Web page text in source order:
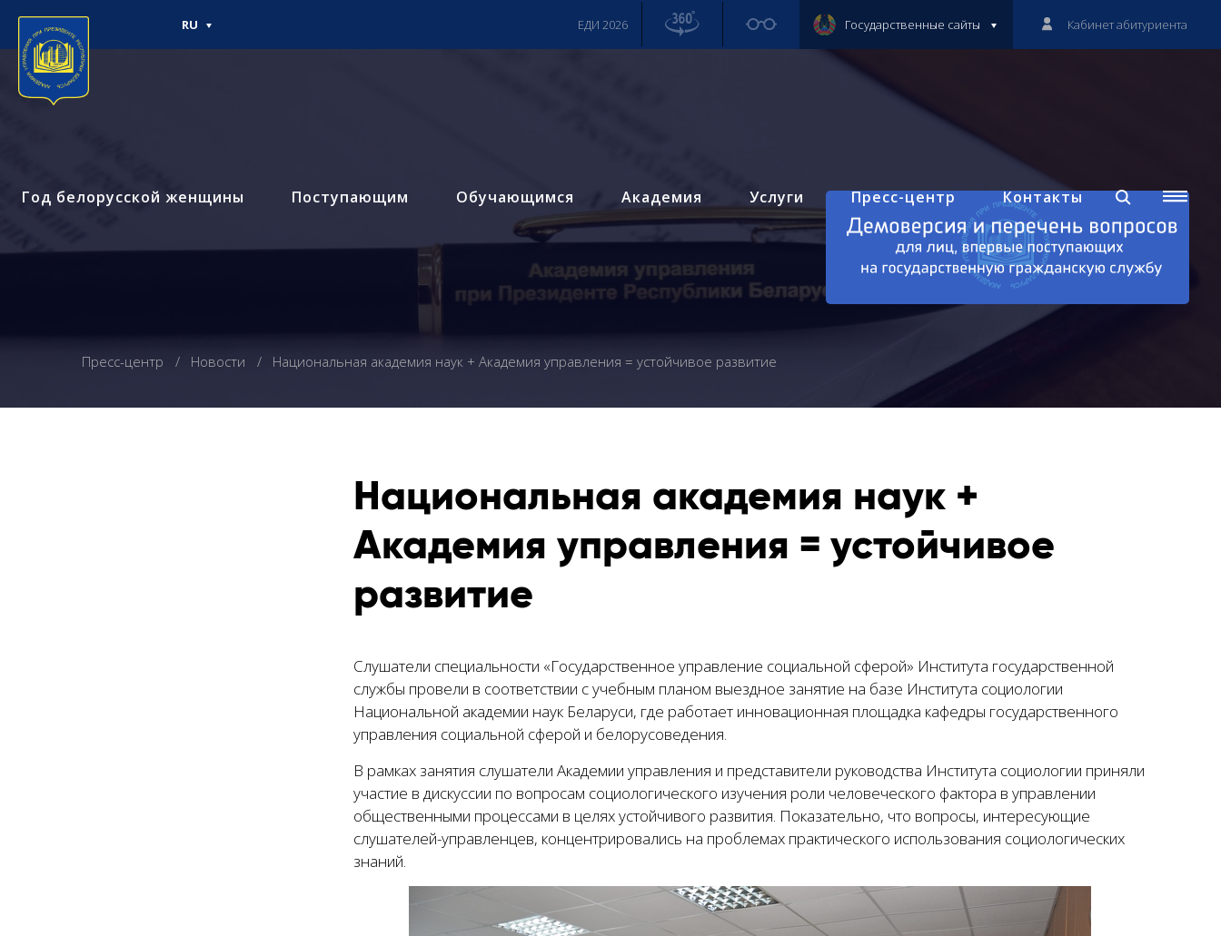
Год белорусской женщины Поступающим Обучающимся Академия Услуги Пресс-центр Контакты
RU ЕДИ 2026 Государственные сайты Кабинет абитуриента
Пресс-центр Новости Национальная академия наук + Академия управления = устойчивое развитие
Национальная академия наук +
Академия управления = устойчивое
развитие
Слушатели специальности «Государственное управление социальной сферой» Института государственной
службы провели в соответствии с учебным планом выездное занятие на базе Института социологии
Национальной академии наук Беларуси, где работает инновационная площадка кафедры государственного
управления социальной сферой и белорусоведения.
В рамках занятия слушатели Академии управления и представители руководства Института социологии приняли
участие в дискуссии по вопросам социологического изучения роли человеческого фактора в управлении
общественными процессами в целях устойчивого развития. Показательно, что вопросы, интересующие
слушателей-управленцев, концентрировались на проблемах практического использования социологических
знаний.